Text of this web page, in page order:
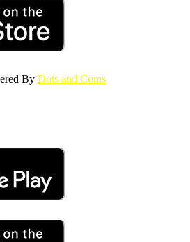
By Dots and Coms